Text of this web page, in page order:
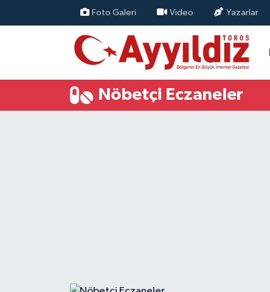
Foto Galeri Video Yazarlar
Nöbetçi Eczaneler